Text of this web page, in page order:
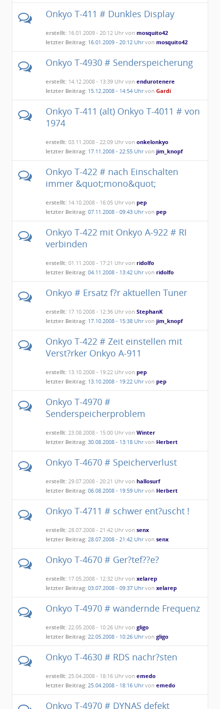
Onkyo T-411 # Dunkles Display
erstellt: 16.01.2009 - 20:12 Uhr vonmosquito42
letzter Beitrag: 16.01.2009 - 20:12 Uhrvonmosquito42
Onkyo T-4930 # Senderspeicherung
erstellt: 14.12.2008 - 13:39 Uhr vonendurotenere
letzter Beitrag: 15.12.2008 - 14:54 UhrvonGardi
Onkyo T-411 (alt) Onkyo T-4011 # von
1974
erstellt: 03.11.2008 - 22:09 Uhr vononkelonkyo
letzter Beitrag: 17.11.2008 - 22:55 Uhrvonjim_knopf
Onkyo T-422 # nach Einschalten
immer &quot;mono&quot;
erstellt: 14.10.2008 - 16:05 Uhr vonpep
letzter Beitrag: 07.11.2008 - 09:43 Uhrvonpep
Onkyo T-422 mit Onkyo A-922 # RI
verbinden
erstellt: 01.11.2008 - 17:21 Uhr vonridolfo
letzter Beitrag: 04.11.2008 - 13:42 Uhrvonridolfo
Onkyo # Ersatz f?r aktuellen Tuner
erstellt: 17.10.2008 - 12:36 Uhr vonStephanK
letzter Beitrag: 17.10.2008 - 15:38 Uhrvonjim_knopf
Onkyo T-422 # Zeit einstellen mit
Verst?rker Onkyo A-911
erstellt: 13.10.2008 - 19:22 Uhr vonpep
letzter Beitrag: 13.10.2008 - 19:22 Uhrvonpep
Onkyo T-4970 #
Senderspeicherproblem
erstellt: 23.08.2008 - 15:00 Uhr vonWinter
letzter Beitrag: 30.08.2008 - 13:18 Uhrvon Herbert
Onkyo T-4670 # Speicherverlust
erstellt: 29.07.2008 - 20:21 Uhr vonhallosurf
letzter Beitrag: 06.08.2008 - 19:59 Uhrvon Herbert
Onkyo T-4711 # schwer ent?uscht !
erstellt: 28.07.2008 - 21:42 Uhr vonsenx
letzter Beitrag: 28.07.2008 - 21:42 Uhrvonsenx
Onkyo T-4670 # Ger?tef??e?
erstellt: 17.05.2008 - 12:32 Uhr vonxelarep
letzter Beitrag: 03.07.2008 - 09:37 Uhrvonxelarep
Onkyo T-4970 # wandernde Frequenz
erstellt: 22.05.2008 - 10:26 Uhr vongligo
letzter Beitrag: 22.05.2008 - 10:26 Uhrvongligo
Onkyo T-4630 # RDS nachr?sten
erstellt: 25.04.2008 - 18:16 Uhr vonemedo
letzter Beitrag: 25.04.2008 - 18:16 Uhrvonemedo
Onkyo T-4970 # DYNAS defekt